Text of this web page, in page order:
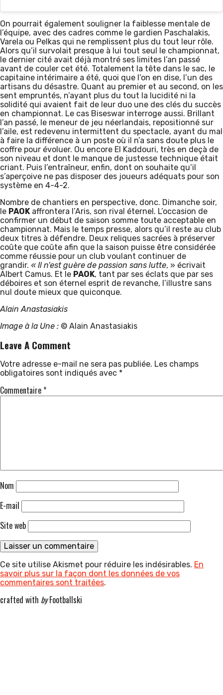
On pourrait également souligner la faiblesse mentale de
l’équipe, avec des cadres comme le gardien Paschalakis,
Varela ou Pelkas qui ne remplissent plus du tout leur rôle.
Alors qu’il survolait presque à lui tout seul le championnat,
le dernier cité avait déjà montré ses limites l’an passé
avant de couler cet été. Totalement la tête dans le sac, le
capitaine intérimaire a été, quoi que l’on en dise, l’un des
artisans du désastre. Quant au premier et au second, on les
sent empruntés, n’ayant plus du tout la lucidité ni la
solidité qui avaient fait de leur duo une des clés du succès
en championnat. Le cas Biseswar interroge aussi. Brillant
l’an passé, le meneur de jeu néerlandais, repositionné sur
l’aile, est redevenu intermittent du spectacle, ayant du mal
à faire la différence à un poste où il n’a sans doute plus le
coffre pour évoluer. Ou encore El Kaddouri, très en deçà de
son niveau et dont le manque de justesse technique était
criant. Puis l’entraîneur, enfin, dont on souhaite qu’il
s’aperçoive ne pas disposer des joueurs adéquats pour son
système en 4-4-2.
Nombre de chantiers en perspective, donc. Dimanche soir,
le PAOK affrontera l’Aris, son rival éternel. L’occasion de
confirmer un début de saison somme toute acceptable en
championnat. Mais le temps presse, alors qu’il reste au club
deux titres à défendre. Deux reliques sacrées à préserver
coûte que coûte afin que la saison puisse être considérée
comme réussie pour un club voulant continuer de
grandir. « Il n’est guère de passion sans lutte, » écrivait
Albert Camus. Et le PAOK, tant par ses éclats que par ses
déboires et son éternel esprit de revanche, l’illustre sans
nul doute mieux que quiconque.
Alain Anastasiakis
Image à la Une : © Alain Anastasiakis
Leave A Comment
Votre adresse e-mail ne sera pas publiée. Les champs
obligatoires sont indiqués avec *
Commentaire*
Nom
E-mail
Site web
Ce site utilise Akismet pour réduire les indésirables. En
savoir plus sur la façon dont les données de vos
commentaires sont traitées.
crafted with byFootballski